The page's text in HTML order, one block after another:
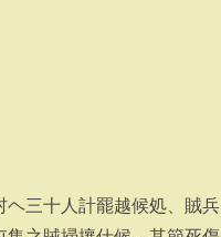
三十人計罷越候処、賊兵